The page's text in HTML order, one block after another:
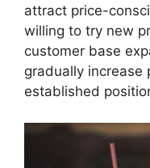
attract price-
willing to try new
customer base
gradually increase
established